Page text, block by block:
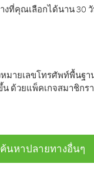
ที่คุณเลือกได้นาน 30
มายเลขโทรศัพท์พื้น
ด้วยแพ็คเกจสมาชิกร
ค้นหาปลายทางอื่นๆ